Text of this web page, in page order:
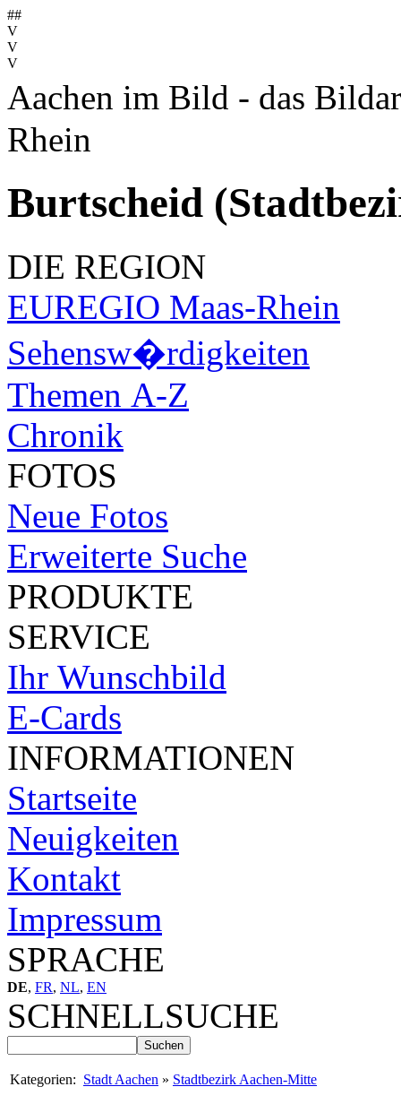
##
V
V
V
Aachen im Bild - das
Rhein
Burtscheid
DIE REGION
EUREGIO Maas-Rhein
Sehensw�rdigkeiten
Themen A-Z
Chronik
FOTOS
Neue Fotos
Erweiterte Suche
PRODUKTE
SERVICE
Ihr Wunschbild
E-Cards
INFORMATIONEN
Startseite
Neuigkeiten
Kontakt
Impressum
SPRACHE
DE, FR, NL, EN
SCHNELLSUCHE
Kategorien: Stadt Aachen » Stadtbezirk Aachen-Mitte